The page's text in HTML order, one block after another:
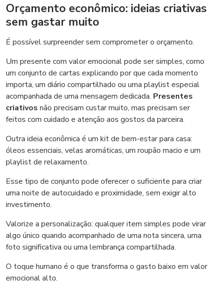
Orçamento econômico: ideias criativas
sem gastar muito
É possível surpreender sem comprometer o orçamento.
Um presente com valor emocional pode ser simples, como
um conjunto de cartas explicando por que cada momento
importa, um diário compartilhado ou uma playlist especial
acompanhada de uma mensagem dedicada. Presentes
criativos não precisam custar muito, mas precisam ser
feitos com cuidado e atenção aos gostos da parceira.
Outra ideia econômica é um kit de bem-estar para casa:
óleos essenciais, velas aromáticas, um roupão macio e um
playlist de relaxamento.
Esse tipo de conjunto pode oferecer o suficiente para criar
uma noite de autocuidado e proximidade, sem exigir alto
investimento.
Valorize a personalização: qualquer item simples pode virar
algo único quando acompanhado de uma nota sincera, uma
foto significativa ou uma lembrança compartilhada.
O toque humano é o que transforma o gasto baixo em valor
emocional alto.